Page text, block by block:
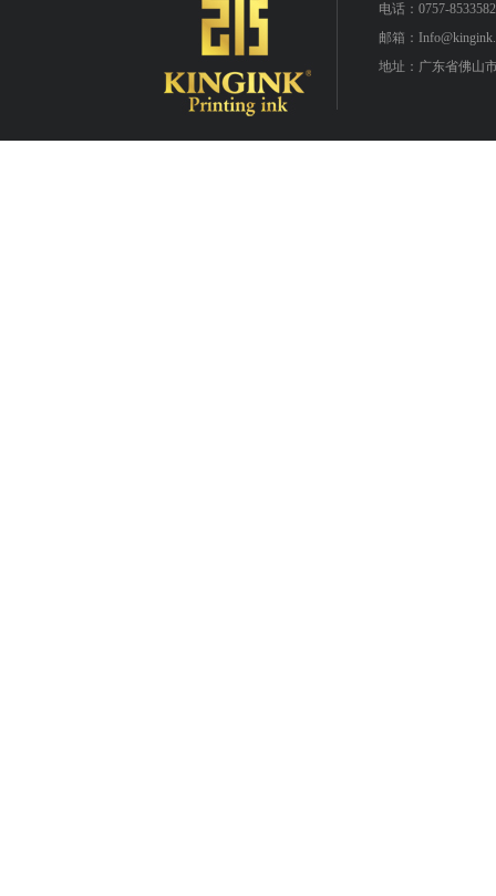
电话：0757-
邮箱：
地址：广东省佛山